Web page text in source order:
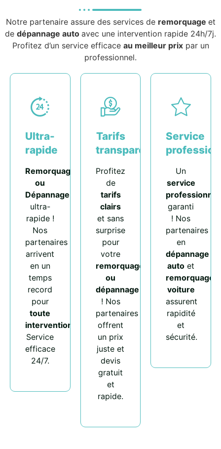
Notre partenaire assure des services de remorquage et
de dépannage auto avec une intervention rapide 24h/7j.
Profitez d’un service efficace au meilleur prixpar un
professionnel.
Ultra-
rapide
Remorquage
ou
Dépannage
ultra-
rapide !
Nos
partenaires
arrivent
en un
temps
record
pour
toute
intervention
Service
efficace
24/7.
Tarifs
transparents
Profitez
de
tarifs
clairs
et sans
surprise
pour
votre
remorquage
ou
dépannage
! Nos
partenaires
offrent
un prix
juste et
devis
gratuit
et
rapide.
Service
Un
service
professionnel
garanti
! Nos
partenaires
en
dépannage
auto et
remorquage
voiture
assurent
rapidité
et
sécurité.